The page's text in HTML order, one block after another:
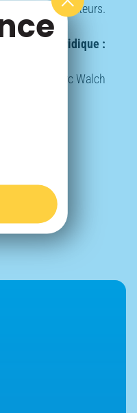
les consommateurs.
Assistance juridique :
: Maître Marc Walch